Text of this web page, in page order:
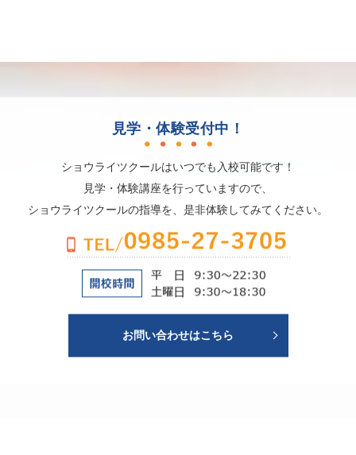
見学・体験受付中！
ショウライツクールはいつでも入校可能です！
見学・体験講座を行っていますので、
ショウライツクールの指導を、是非体験してみてください。
お問い合わせはこちら